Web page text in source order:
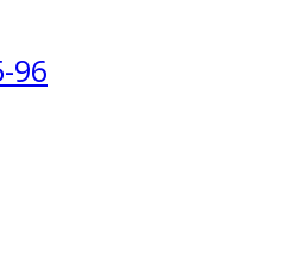
96